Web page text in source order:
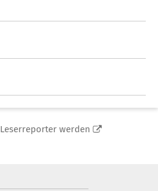
Leserreporter werden